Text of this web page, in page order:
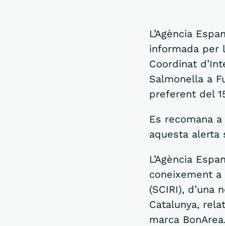
L’Agència
informada per
Coordinat
Salmonella a
preferent del
Es recomana
aquesta alerta
L’Agència
coneixement a
(SCIRI),
Catalunya,
marca